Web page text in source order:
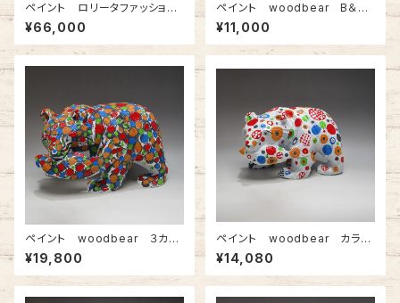
ペイント ロリータファッション
観音様 ピンク
¥66,000
ペイント woodbear B＆Y
ツートン
¥11,000
ペイント woodbear ３カラ
ーズ
¥19,800
ペイント woodbear カラフ
ルドット
¥14,080